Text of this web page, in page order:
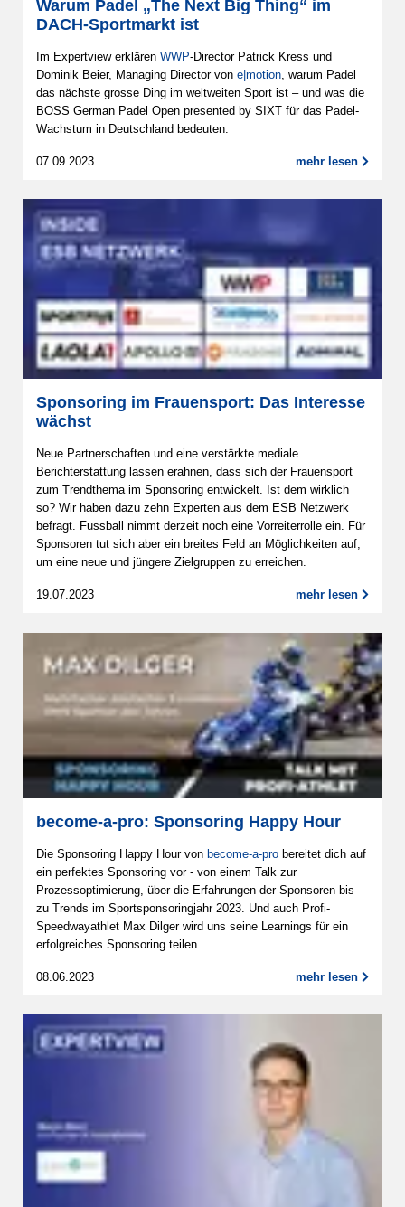
Warum Padel „The Next Big Thing“ im
DACH-Sportmarkt ist
Im Expertview erklären WWP-Director Patrick Kress und
Dominik Beier, Managing Director von e|motion , warum Padel
das nächste grosse Ding im weltweiten Sport ist – und was die
BOSS German Padel Open presented by SIXT für das Padel-
Wachstum in Deutschland bedeuten.
07.09.2023 mehr lesen
Sponsoring im Frauensport: Das Interesse
wächst
Neue Partnerschaften und eine verstärkte mediale
Berichterstattung lassen erahnen, dass sich der Frauensport
zum Trendthema im Sponsoring entwickelt. Ist dem wirklich
so? Wir haben dazu zehn Experten aus dem ESB Netzwerk
befragt. Fussball nimmt derzeit noch eine Vorreiterrolle ein. Für
Sponsoren tut sich aber ein breites Feld an Möglichkeiten auf,
um eine neue und jüngere Zielgruppen zu erreichen.
19.07.2023 mehr lesen
become-a-pro: Sponsoring Happy Hour
Die Sponsoring Happy Hour von become-a-pro bereitet dich auf
ein perfektes Sponsoring vor - von einem Talk zur
Prozessoptimierung, über die Erfahrungen der Sponsoren bis
zu Trends im Sportsponsoringjahr 2023. Und auch Profi-
Speedwayathlet Max Dilger wird uns seine Learnings für ein
erfolgreiches Sponsoring teilen.
08.06.2023 mehr lesen